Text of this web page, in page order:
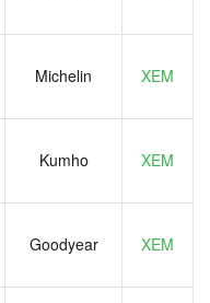
Michelin XEM
Kumho XEM
Goodyear XEM